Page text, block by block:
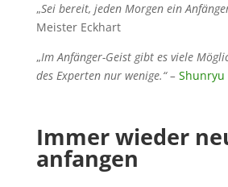
„Sei bereit, jeden Morgen ein
Meister Eckhart
„Im Anfänger-Geist gibt es viele
des Experten nur wenige.“ – Shunryu
Immer wieder
anfangen